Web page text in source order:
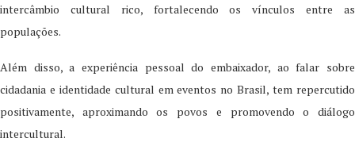
intercâmbio cultural rico, fortalecendo os vínculos entre as
populações.
Além disso, a experiência pessoal do embaixador, ao falar sobre
cidadania e identidade cultural em eventos no Brasil, tem repercutido
positivamente, aproximando os povos e promovendo o diálogo
intercultural.